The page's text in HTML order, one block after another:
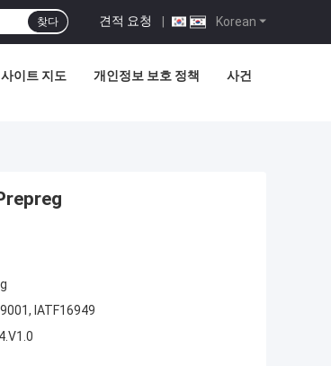
Korean
견적 요청 |
찾다
사이트 지도 개인정보 보호 정책 사건
IATF16949